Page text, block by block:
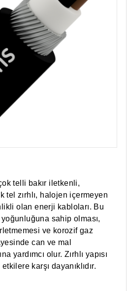
telli bakır iletkenli,
tel zırhlı, halojen içermeyen
olan enerji kabloları. Bu
sahip olması,
ve korozif gaz
can ve mal
yardımcı olur. Zırhlı yapısı
karşı dayanıklıdır.